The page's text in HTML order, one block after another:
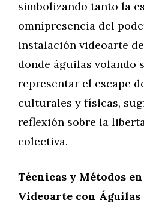
simbolizando tanto la
omnipresencia del
instalación videoarte
donde águilas volando
representar el escape
culturales y físicas,
reflexión sobre la
colectiva.
Técnicas y Métodos
Videoarte con Águilas